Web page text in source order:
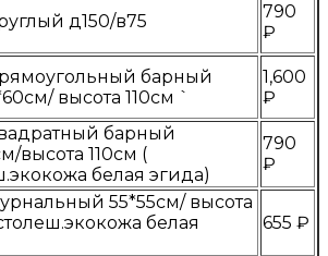
д150/в75
790
₽
барный
высота 110см `
1,600
₽
барный
высота 110см (
белая эгида)
790
₽
55*55см/ высота
белая
655 ₽